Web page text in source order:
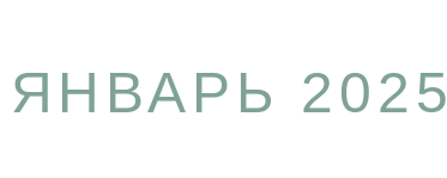
ЯНВАРЬ 2025